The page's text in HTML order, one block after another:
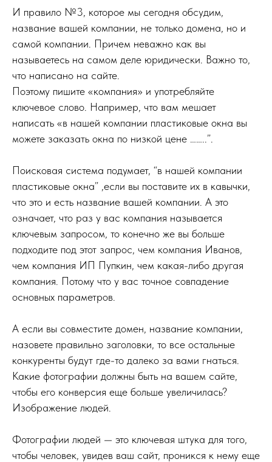
И правило №3, которое мы сегодня обсудим,
название вашей компании, не только домена, но и
самой компании. Причем неважно как вы
называетесь на самом деле юридически. Важно то,
что написано на сайте.
Поэтому пишите «компания» и употребляйте
ключевое слово. Например, что вам мешает
написать «в нашей компании пластиковые окна вы
можете заказать окна по низкой цене ……..”.
Поисковая система подумает, “в нашей компании
пластиковые окна” ,если вы поставите их в кавычки,
что это и есть название вашей компании. А это
означает, что раз у вас компания называется
ключевым запросом, то конечно же вы больше
подходите под этот запрос, чем компания Иванов,
чем компания ИП Пупкин, чем какая-либо другая
компания. Потому что у вас точное совпадение
основных параметров.
А если вы совместите домен, название компании,
назовете правильно заголовки, то все остальные
конкуренты будут где-то далеко за вами гнаться.
Какие фотографии должны быть на вашем сайте,
чтобы его конверсия еще больше увеличилась?
Изображение людей.
Фотографии людей — это ключевая штука для того,
чтобы человек, увидев ваш сайт, проникся к нему еще